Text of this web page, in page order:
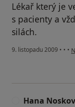
Lékař který je
s pacienty a
silách.
9. listopadu 2009 • • •
Hana